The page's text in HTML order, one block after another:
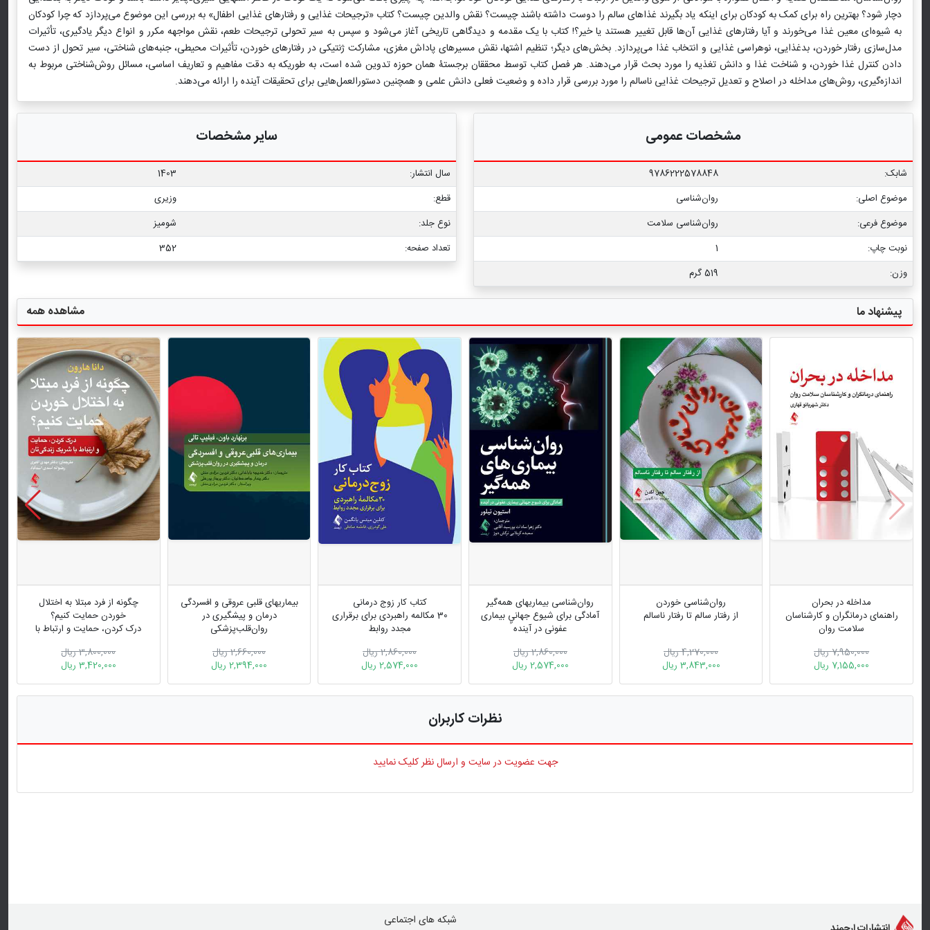
دچار شود؟ بهترین راه برای کمک به کودکان برای اینکه یاد بگیرند غذاهای سالم را دوست داشته باشند چیست؟ نقش والدین چیست؟ کتاب «ترجیحات غذایی و رفتارهای غذایی اطفال» به بررسی این موضوع می‌پردازد که چرا کودکان
به شیوه‌ای معین غذا می‌خورند و آیا رفتارهای غذایی آن‌ها قابل تغییر هستند یا خیر؟! کتاب با یک مقدمه و دیدگاهی تاریخی آغاز می‌شود و سپس به سیر تحولی ترجیحات طعم، نقش مواجهه مکرر و انواع دیگر یادگیری، تأثیرات
مدل‌سازی رفتار خوردن، بدغذایی، نوهراسی غذایی و انتخاب غذا می‌پردازد. بخش‌های دیگر؛ تنظیم اشتها، نقش مسیرهای پاداش مغزی، مشارکت ژنتیکی در رفتارهای خوردن، تأثیرات محیطی، جنبه‌های شناختی، سیر تحول از دست
دادن کنترل غذا خوردن، و شناخت غذا و دانش تغذیه را مورد بحث قرار می‌دهند. هر فصل کتاب توسط محققان برجستۀ همان حوزه تدوین شده است، به طوریکه به دقت مفاهیم و تعاریف اساسی، مسائل روش‌شناختی مربوط به
اندازه‌گیری، روش‌های مداخله در اصلاح و تعدیل ترجیحات غذایی ناسالم را مورد بررسی قرار داده و وضعیت فعلی دانش علمی و همچنین دستورالعمل‌هایی برای تحقیقات آینده را ارائه می‌دهند.
مشخصات عمومی
شابک:
9786222578848
موضوع اصلی:
روان‌شناسی
موضوع فرعی:
روان‏‌شناسی سلامت
نوبت چاپ:
1
وزن:
519 گرم
سایر مشخصات
سال انتشار:
1403
قطع:
وزیری
نوع جلد:
شومیز
تعداد صفحه:
352
پیشنهاد ما مشاهده همه
مداخله در بحران
راهنمای درمانگران و کارشناسان
سلامت روان
7,950,000 ریال
7,155,000 ریال
روان‌شناسی خوردن
از رفتار سالم تا رفتار ناسالم
4,270,000 ریال
3,843,000 ریال
روان‌شناسی بیماریهای همه‌گیر
آمادگی برای شیوع جهانيِ بیماری
عفونی در آینده
2,860,000 ریال
2,574,000 ریال
کتاب کار زوج درمانی
30 مکالمه راهبردی برای برقراری
مجدد روابط
2,860,000 ریال
2,574,000 ریال
بیماریهای قلبی عروقی و افسردگی
درمان و پیشگیری در
روان‌قلب‌پزشکی
2,660,000 ریال
2,394,000 ریال
چگونه از فرد مبتلا به اختلال
خوردن حمایت کنیم؟
درک کردن، حمایت و ارتباط با
3,800,000 ریال
3,420,000 ریال
نظرات کاربران
جهت عضویت در سایت و ارسال نظر کلیک نمایید
شبکه های اجتماعی